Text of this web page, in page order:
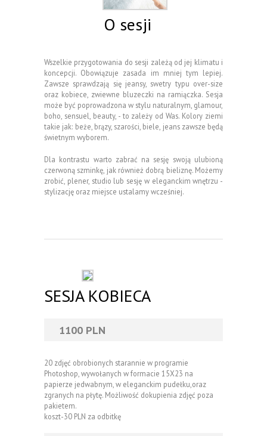
O sesji
Wszelkie przygotowania do sesji zależą od jej klimatu i
koncepcji. Obowiązuje zasada im mniej tym lepiej.
Zawsze sprawdzają się jeansy, swetry typu over-size
oraz kobiece, zwiewne bluzeczki na ramiączka. Sesja
może być poprowadzona w stylu naturalnym, glamour,
boho, sensuel, beauty, - to zależy od Was. Kolory ziemi
takie jak: beże, brązy, szarości, biele, jeans zawsze będą
świetnym wyborem.
Dla kontrastu warto zabrać na sesję swoją ulubioną
czerwoną szminkę, jak również dobrą bieliznę. Możemy
zrobić, plener, studio lub sesję w eleganckim wnętrzu -
stylizację oraz miejsce ustalamy wcześniej.
SESJA KOBIECA
1100 PLN
20 zdjęć obrobionych starannie w programie
Photoshop, wywołanych w formacie 15X23 na
papierze jedwabnym, w eleganckim pudełku,oraz
zgranych na płytę. Możliwość dokupienia zdjęć poza
pakietem.
koszt-30 PLN za odbitkę